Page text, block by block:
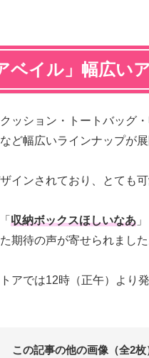
ベイル」幅広い
ッション・トートバッグ
ど幅広いラインナップが展
インされており、とても可
収納ボックスほしいなあ
期待の声が寄せられました
アでは12時（正午）より
この記事の他の画像（全2枚